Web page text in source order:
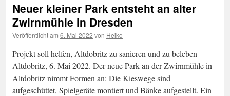
Neuer kleiner Park entsteht an alter
Zwirnmühle in Dresden
Veröffentlicht am 6. Mai 2022 von Heiko
Projekt soll helfen, Altdobritz zu sanieren und zu beleben
Altdobritz, 6. Mai 2022. Der neue Park an der Zwirnmühle in
Altdobritz nimmt Formen an: Die Kieswege sind
aufgeschüttet, Spielgeräte montiert und Bänke aufgestellt. Ein